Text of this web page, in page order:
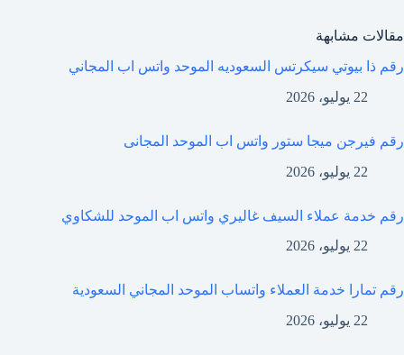
مقالات مشابهة
رقم ذا بيوتي سيكرتس السعوديه الموحد واتس اب المجاني
22 يوليو، 2026
رقم فيرجن ميجا ستور واتس اب الموحد المجانى
22 يوليو، 2026
رقم خدمة عملاء السيف غاليري واتس اب الموحد للشكاوي
22 يوليو، 2026
رقم تمارا خدمة العملاء واتساب الموحد المجاني السعودية
22 يوليو، 2026